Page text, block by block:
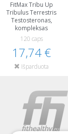
FitMax Tribu Up
Tribulus Terrestris
Testosteronas,
kompleksas
120 caps
17,74 €
Išparduota